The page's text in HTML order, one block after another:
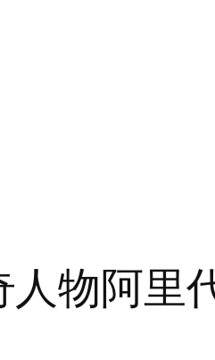
物阿里